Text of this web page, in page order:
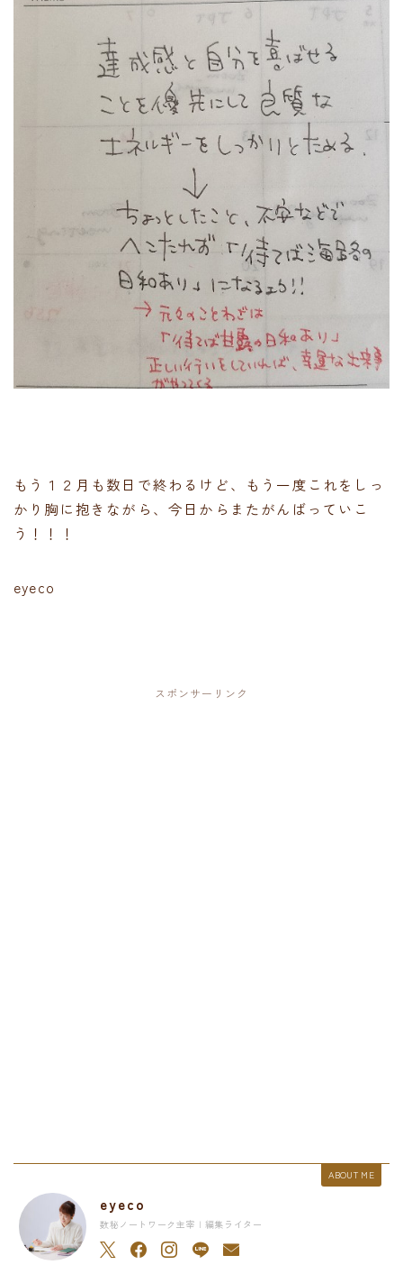
もう１２月も数日で終わるけど、もう一度これをしっ
かり胸に抱きながら、今日からまたがんばっていこ
う！！！
eyeco
スポンサーリンク
ABOUT ME
eyeco
数秘ノートワーク主宰 | 編集ライター